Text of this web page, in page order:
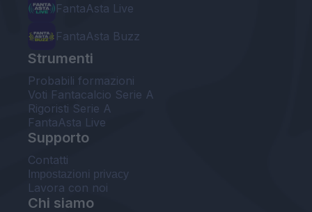
FantaAsta Live
FantaAsta Buzz
Strumenti
Probabili formazioni
Voti Fantacalcio Serie A
Rigoristi Serie A
FantaAsta Live
Supporto
Contatti
Impostazioni privacy
Lavora con noi
Chi siamo